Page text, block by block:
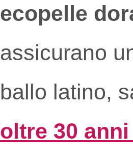
ecopelle
assicurano
ballo latino,
oltre 30